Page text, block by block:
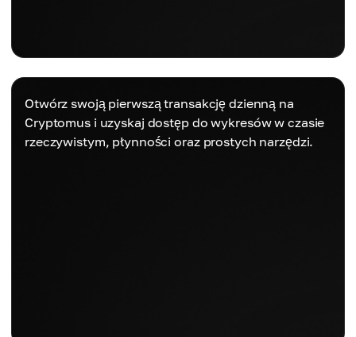
Otwórz swoją pierwszą transakcję dzienną na
Cryptomus i uzyskaj dostęp do wykresów w czasie
rzeczywistym, płynności oraz prostych narzędzi.